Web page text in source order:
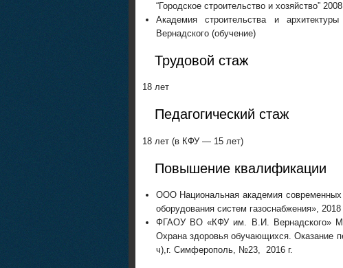
“Городское строительство и хозяйство” 2008
Академия строительства и
Вернадского (обучение)
Трудовой стаж
18 лет
Педагогический стаж
18 лет (в КФУ — 15 лет)
Повышение квалификации
ООО Национальная академия
оборудования систем газоснабжения»,
ФГАОУ ВО «КФУ им. В.И. Вернадского»
Охрана здоровья обучающихся. Оказание
ч),г. Симферополь, №23, 2016 г.